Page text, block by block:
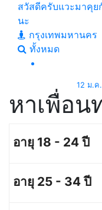
สวัสดีครับแวะมาคุย
นะ
กรุงเทพมหานคร
ทั้งหมด
12 ม.ค
หาเพื่อน